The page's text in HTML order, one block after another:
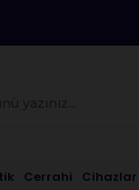
Cerrahi Cihazlar